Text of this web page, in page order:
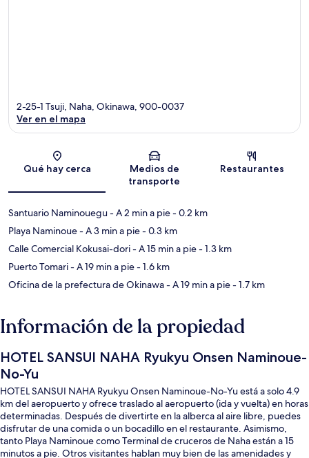
Sección del mapa
2-25-1 Tsuji, Naha, Okinawa, 900-0037
Ver en el mapa
Qué hay cerca
Medios de
transporte
Restaurantes
Santuario Naminouegu- A 2 min a pie- 0.2 km
Playa Naminoue- A 3 min a pie- 0.3 km
Calle Comercial Kokusai-dori- A 15 min a pie- 1.3 km
Puerto Tomari- A 19 min a pie- 1.6 km
Oficina de la prefectura de Okinawa- A 19 min a pie- 1.7 km
Información de la propiedad
HOTEL SANSUI NAHA Ryukyu Onsen Naminoue-
No-Yu
HOTEL SANSUI NAHA Ryukyu Onsen Naminoue-No-Yu está a solo 4.9
km del aeropuerto y ofrece traslado al aeropuerto (ida y vuelta) en horas
determinadas. Después de divertirte en la alberca al aire libre, puedes
disfrutar de una comida o un bocadillo en el restaurante. Asimismo,
tanto Playa Naminoue como Terminal de cruceros de Naha están a 15
minutos a pie. Otros visitantes hablan muy bien de las amenidades y